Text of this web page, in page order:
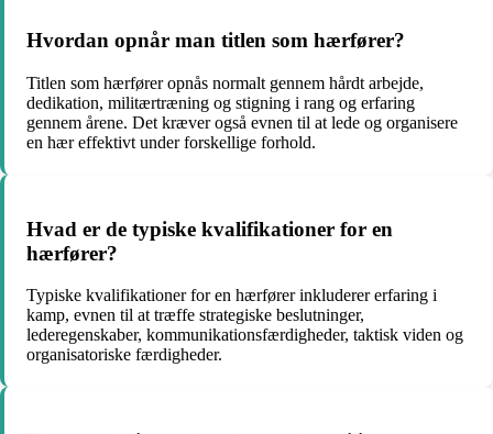
Hvordan opnår man titlen som hærfører?
Titlen som hærfører opnås normalt gennem hårdt arbejde,
dedikation, militærtræning og stigning i rang og erfaring
gennem årene. Det kræver også evnen til at lede og organisere
en hær effektivt under forskellige forhold.
Hvad er de typiske kvalifikationer for en
hærfører?
Typiske kvalifikationer for en hærfører inkluderer erfaring i
kamp, evnen til at træffe strategiske beslutninger,
lederegenskaber, kommunikationsfærdigheder, taktisk viden og
organisatoriske færdigheder.